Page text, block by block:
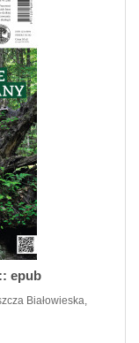
epub
Białowieska,